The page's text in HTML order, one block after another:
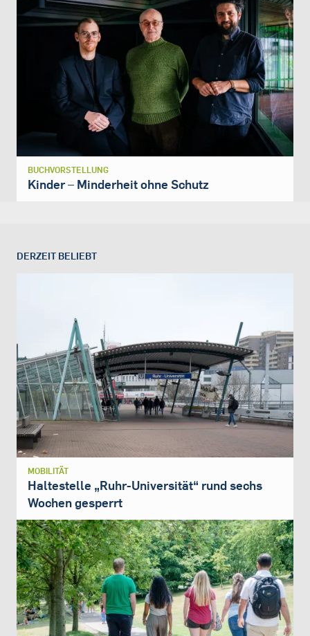
BUCHVORSTELLUNG
Kinder – Minderheit ohne Schutz
DERZEIT BELIEBT
MOBILITÄT
Haltestelle „Ruhr-Universität“ rund sechs
Wochen gesperrt